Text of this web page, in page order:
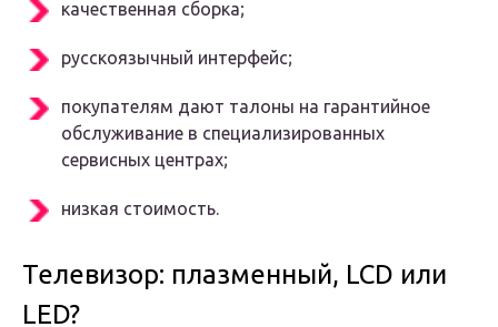
качественная сборка;
русскоязычный интерфейс;
покупателям дают талоны на гарантийное
обслуживание в специализированных
сервисных центрах;
низкая стоимость.
Телевизор: плазменный, LCD или
LED?